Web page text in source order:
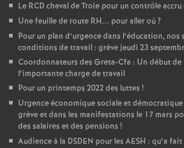
Le RCD cheval de Troie pour un contrôle
Une feuille de route RH... pour aller où?
Pour un plan d’urgence dans l’éducation, nos
conditions de travail : grève jeudi 23
Coordonnateurs des Greta-Cfa : Un début de
l’importante charge de travail
Pour un printemps 2022 des luttes !
Urgence économique sociale et
grève et dans les manifestations le 17 mars
des salaires et des pensions !
Audience à la DSDEN pour les AESH : qu’a fait